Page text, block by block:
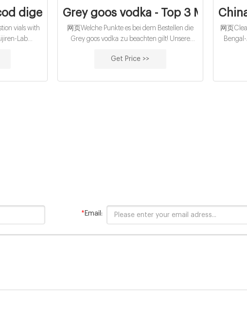
digestion vials with flat bottom
vials with
Lab
for water
Grey goos vodka - Top 3 Modelle
网页Welche Punkte es bei dem Bestellen die
Grey goos vodka zu beachten gilt! Unsere
TOP Grey goos vodka Bester Preis Sämtliche
Get Price >>
网页
bottom
* Email: